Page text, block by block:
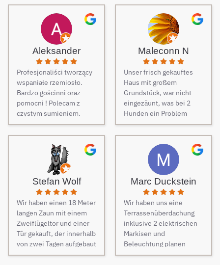
Aleksander
Profesjonaliści tworzący
wspaniałe rzemiosło.
Bardzo gościnni oraz
pomocni ! Polecam z
czystym sumieniem.
Maleconn N
Unser frisch gekauftes
Haus mit großem
Grundstück, war nicht
eingezäunt, was bei 2
Hunden ein Problem
darstellt. Daher musste
dringend und schnell ein
Zaun her. Auf Empfehlung
von Freunden haben wir
unseren Zaun bei Berg
Zäune beauftragt und es
keine Sekunde bereut.
Dieser Tipp war wirklich
Gold wert! Von Angebot
bis zur Fertigstellung des
Zauns, verlief alles
absolut reibungslos. Alle
Fragen wurden im
Vorfeld schnell
Stefan Wolf
Wir haben einen 18 Meter
langen Zaun mit einem
Zweiflügeltor und einer
Tür gekauft, der innerhalb
von zwei Tagen aufgebaut
wurde. Am dritten Tag
Marc Duckstein
Wir haben uns eine
Terrassenüberdachung
inklusive 2 elektrischen
Markisen und
Beleuchtung planen
lassen. Es war vom